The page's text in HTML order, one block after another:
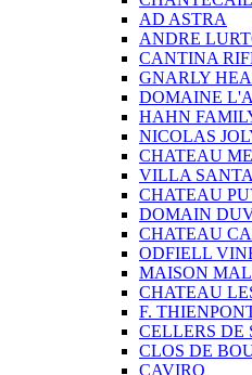
AD ASTRA
ANDRE
CANTINA
GNARLY
DOMAINE
HAHN
NICOLAS
CHATEAU
VILLA
CHATEAU
DOMAIN
CHATEAU
ODFIELL
MAISON
CHATEAU
F.
CELLERS DE
CLOS DE
CAVIRO